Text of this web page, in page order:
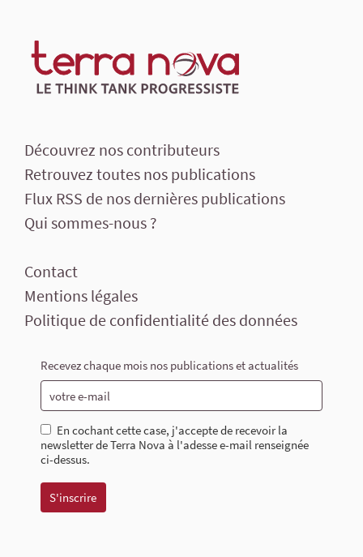
Découvrez nos contributeurs
Retrouvez toutes nos publications
Flux RSS de nos dernières publications
Qui sommes-nous ?
Contact
Mentions légales
Politique de confidentialité des données
Recevez chaque mois nos publications et actualités
En cochant cette case, j'accepte de recevoir la
newsletter de Terra Nova à l'adesse e-mail renseignée
ci-dessus.